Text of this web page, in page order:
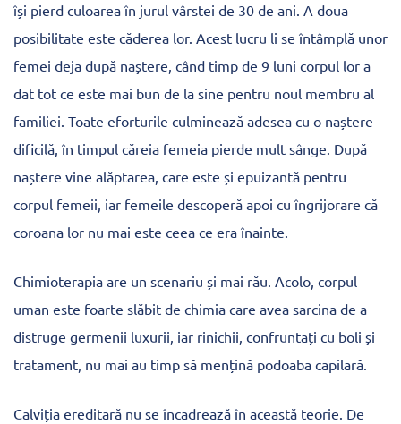
își pierd culoarea în jurul vârstei de 30 de ani. A doua
posibilitate este căderea lor. Acest lucru li se întâmplă unor
femei deja după naștere, când timp de 9 luni corpul lor a
dat tot ce este mai bun de la sine pentru noul membru al
familiei. Toate eforturile culminează adesea cu o naștere
dificilă, în timpul căreia femeia pierde mult sânge. După
naștere vine alăptarea, care este și epuizantă pentru
corpul femeii, iar femeile descoperă apoi cu îngrijorare că
coroana lor nu mai este ceea ce era înainte.
Chimioterapia are un scenariu și mai rău. Acolo, corpul
uman este foarte slăbit de chimia care avea sarcina de a
distruge germenii luxurii, iar rinichii, confruntați cu boli și
tratament, nu mai au timp să mențină podoaba capilară.
Calviția ereditară nu se încadrează în această teorie. De